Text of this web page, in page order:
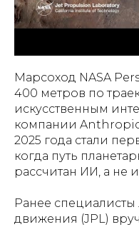
Марсоход NASA
400 метров по
искусственным
компании
2025 года стали
когда путь
рассчитан ИИ, а не
Ранее
движения (JPL)